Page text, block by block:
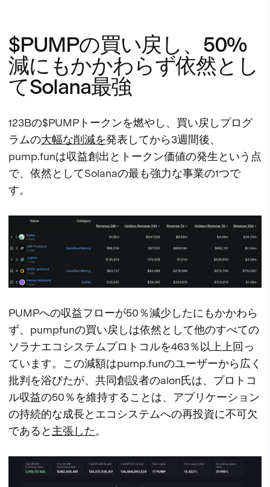
$PUMPの買い戻し、50%
減にもかかわらず依然とし
てSolana最強
123Bの$PUMPトークンを燃やし、買い戻しプログ
ラムの大幅な削減を発表してから3週間後、
pump.funは収益創出とトークン価値の発生という点
で、依然としてSolanaの最も強力な事業の1つで
す。
PUMPへの収益フローが50％減少したにもかかわら
ず、pumpfunの買い戻しは依然として他のすべての
ソラナエコシステムプロトコルを463％以上上回っ
ています。この減額はpump.funのユーザーから広く
批判を浴びたが、共同創設者のalon氏は、プロトコ
ル収益の50％を維持することは、アプリケーション
の持続的な成長とエコシステムへの再投資に不可欠
であると 主張した。